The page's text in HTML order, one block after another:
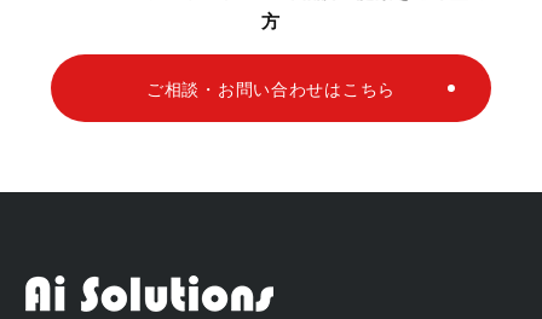
方
ご相談・お問い合わせはこちら